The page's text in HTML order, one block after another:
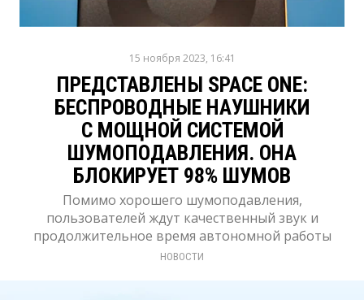
15 ноября 2023, 16:41
ПРЕДСТАВЛЕНЫ SPACE ONE:
БЕСПРОВОДНЫЕ НАУШНИКИ
С МОЩНОЙ СИСТЕМОЙ
ШУМОПОДАВЛЕНИЯ. ОНА
БЛОКИРУЕТ 98% ШУМОВ
Помимо хорошего шумоподавления,
пользователей ждут качественный звук и
продолжительное время автономной работы
НОВОСТИ